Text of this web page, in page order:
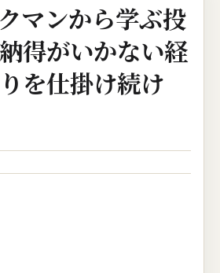
マンから学ぶ投
得がいかない経
を仕掛け続け